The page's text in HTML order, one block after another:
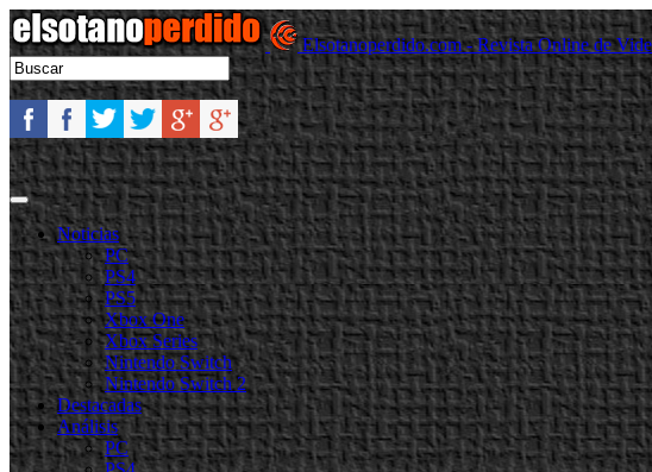
Elsotanoperdido.com - Revista Online de
Noticias
PC
PS4
PS5
Xbox One
Xbox Series
Nintendo Switch
Nintendo Switch 2
Destacadas
Análisis
PC